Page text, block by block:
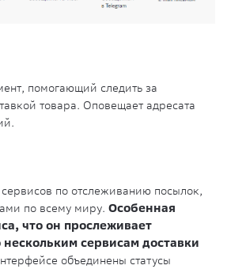
помогающий следить за
товара. Оповещает адресата
по отслеживанию посылок,
по всему миру. Особенная
что он прослеживает
сервисам доставки
объединены статусы